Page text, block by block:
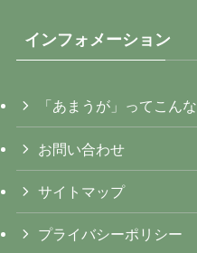
インフォメーション
「あまうが」ってこん
お問い合わせ
サイトマップ
プライバシーポリシー